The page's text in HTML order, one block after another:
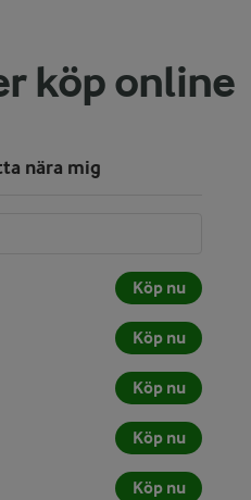
köp online
nära mig
Köp nu
Köp nu
Köp nu
Köp nu
Köp nu